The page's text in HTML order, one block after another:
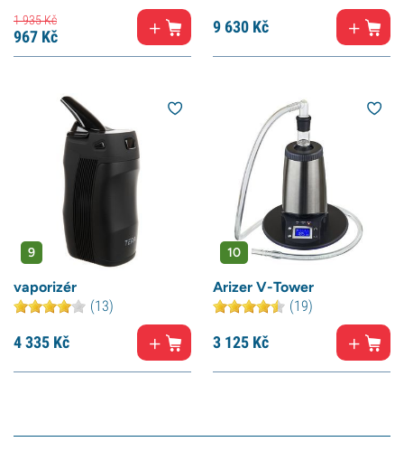
1 935Kč
967 Kč
9 630 Kč
9
vaporizér
(13)
4 335 Kč
10
Arizer V-Tower
(19)
3 125 Kč